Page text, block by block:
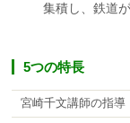
集積し、鉄道
5つの特長
宮崎千文講師の指導